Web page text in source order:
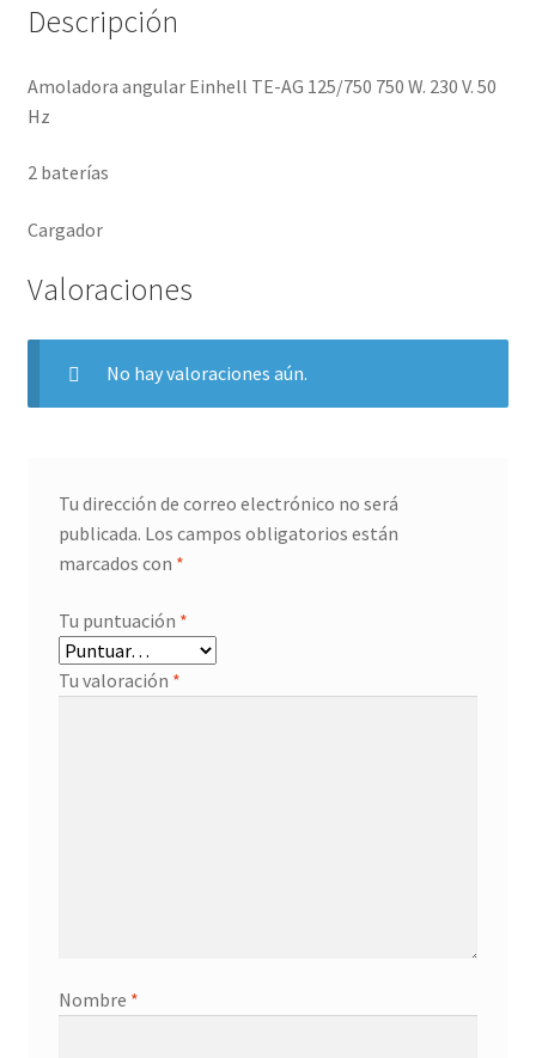
Descripción
Amoladora angular Einhell TE-AG 125/750 750 W. 230 V. 50
Hz
2 baterías
Cargador
Valoraciones
No hay valoraciones aún.
Tu dirección de correo electrónico no será
publicada. Los campos obligatorios están
marcados con *
Tu puntuación *
Tu valoración *
Nombre *